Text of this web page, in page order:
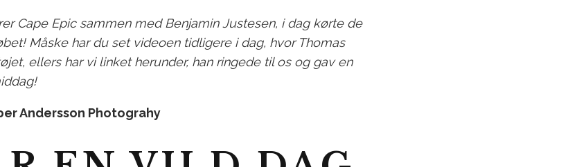
Cape Epic sammen med Benjamin Justesen, i dag kørte de
Måske har du set videoen tidligere i dag, hvor Thomas
ellers har vi linket herunder, han ringede til os og gav en
Andersson Photograhy